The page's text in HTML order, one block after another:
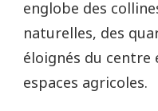
englobe des
naturelles, des
éloignés du centre
espaces agricoles.